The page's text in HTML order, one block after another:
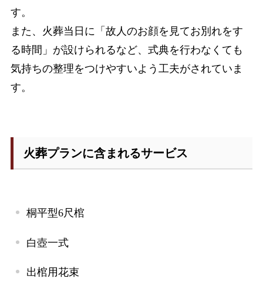
す。
また、火葬当日に「故人のお顔を見てお別れをす
る時間」が設けられるなど、式典を行わなくても
気持ちの整理をつけやすいよう工夫がされていま
す。
火葬プランに含まれるサービス
桐平型6尺棺
白壺一式
出棺用花束